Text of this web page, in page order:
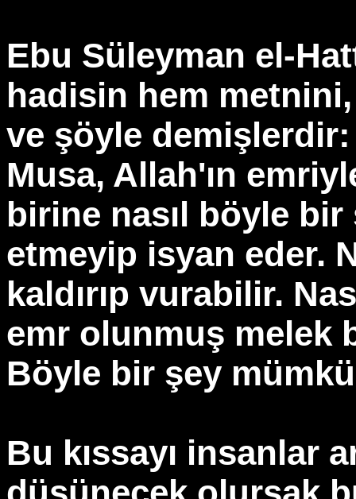
Ebu Süleyman el-
hadisin hem
ve şöyle
Musa, Allah'ın
birine nasıl böyle
etmeyip isyan eder.
kaldırıp vurabilir.
emr olunmuş melek
Böyle bir şey
Bu kıssayı insanlar